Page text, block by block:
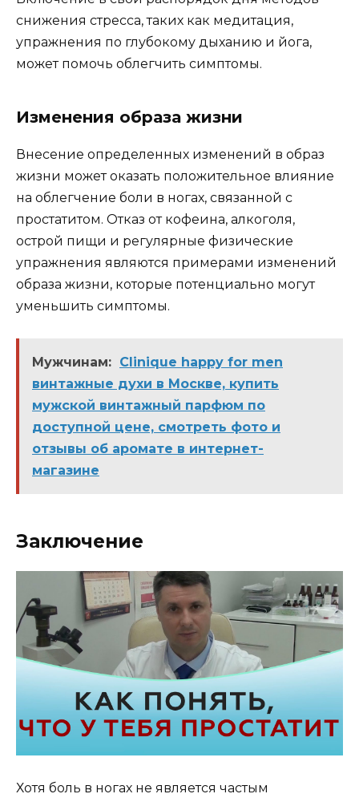
снижения стресса, таких как медитация,
упражнения по глубокому дыханию и йога,
может помочь облегчить симптомы.
Изменения образа жизни
Внесение определенных изменений в образ
жизни может оказать положительное влияние
на облегчение боли в ногах, связанной с
простатитом. Отказ от кофеина, алкоголя,
острой пищи и регулярные физические
упражнения являются примерами изменений
образа жизни, которые потенциально могут
уменьшить симптомы.
Мужчинам: Clinique happy for men
винтажные духи в Москве, купить
мужской винтажный парфюм по
доступной цене, смотреть фото и
отзывы об аромате в интернет-
магазине
Заключение
Хотя боль в ногах не является частым